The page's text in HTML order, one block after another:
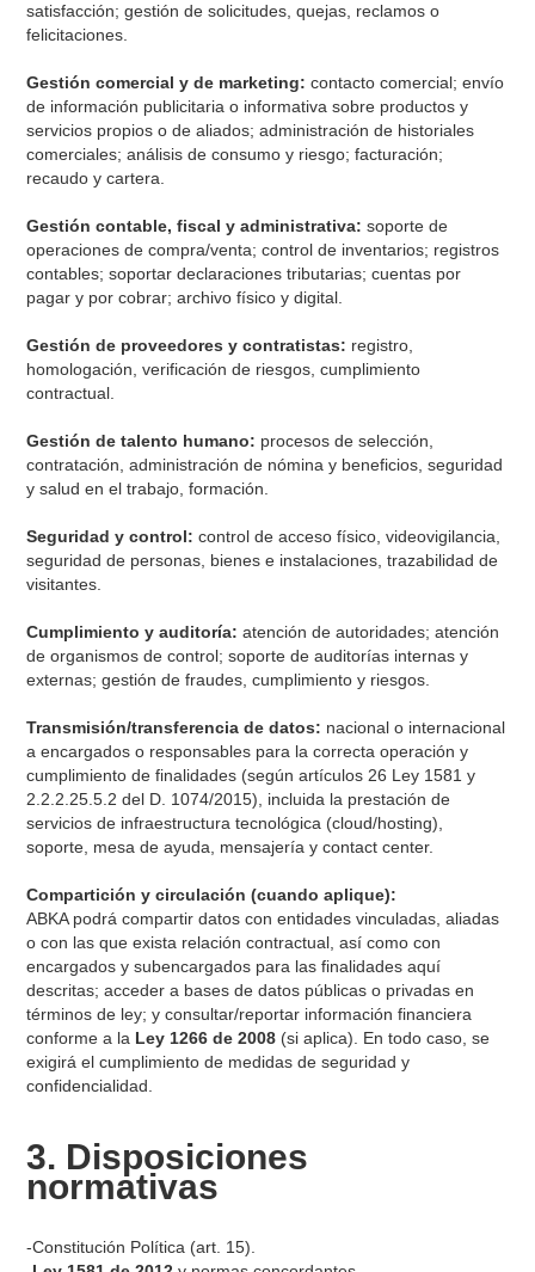
satisfacción; gestión de solicitudes, quejas, reclamos o
felicitaciones.
Gestión comercial y de marketing: contacto comercial; envío
de información publicitaria o informativa sobre productos y
servicios propios o de aliados; administración de historiales
comerciales; análisis de consumo y riesgo; facturación;
recaudo y cartera.
Gestión contable, fiscal y administrativa: soporte de
operaciones de compra/venta; control de inventarios; registros
contables; soportar declaraciones tributarias; cuentas por
pagar y por cobrar; archivo físico y digital.
Gestión de proveedores y contratistas: registro,
homologación, verificación de riesgos, cumplimiento
contractual.
Gestión de talento humano: procesos de selección,
contratación, administración de nómina y beneficios, seguridad
y salud en el trabajo, formación.
Seguridad y control: control de acceso físico, videovigilancia,
seguridad de personas, bienes e instalaciones, trazabilidad de
visitantes.
Cumplimiento y auditoría: atención de autoridades; atención
de organismos de control; soporte de auditorías internas y
externas; gestión de fraudes, cumplimiento y riesgos.
Transmisión/transferencia de datos: nacional o internacional
a encargados o responsables para la correcta operación y
cumplimiento de finalidades (según artículos 26 Ley 1581 y
2.2.2.25.5.2 del D. 1074/2015), incluida la prestación de
servicios de infraestructura tecnológica (cloud/hosting),
soporte, mesa de ayuda, mensajería y contact center.
Compartición y circulación (cuando aplique):
ABKA podrá compartir datos con entidades vinculadas, aliadas
o con las que exista relación contractual, así como con
encargados y subencargados para las finalidades aquí
descritas; acceder a bases de datos públicas o privadas en
términos de ley; y consultar/reportar información financiera
conforme a la Ley 1266 de 2008 (si aplica). En todo caso, se
exigirá el cumplimiento de medidas de seguridad y
confidencialidad.
3. Disposiciones
normativas
-Constitución Política (art. 15).